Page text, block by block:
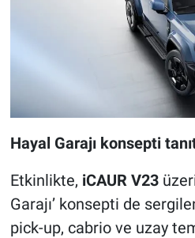
Hayal Garajı konsepti
Etkinlikte, iCAUR V23
Garajı’ konsepti de
pick-up, cabrio ve uzay